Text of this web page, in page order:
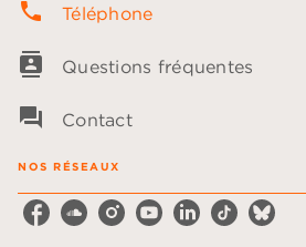
phone Téléphone
contacts Questions fréquentes
question_answer Contact
NOS RÉSEAUX